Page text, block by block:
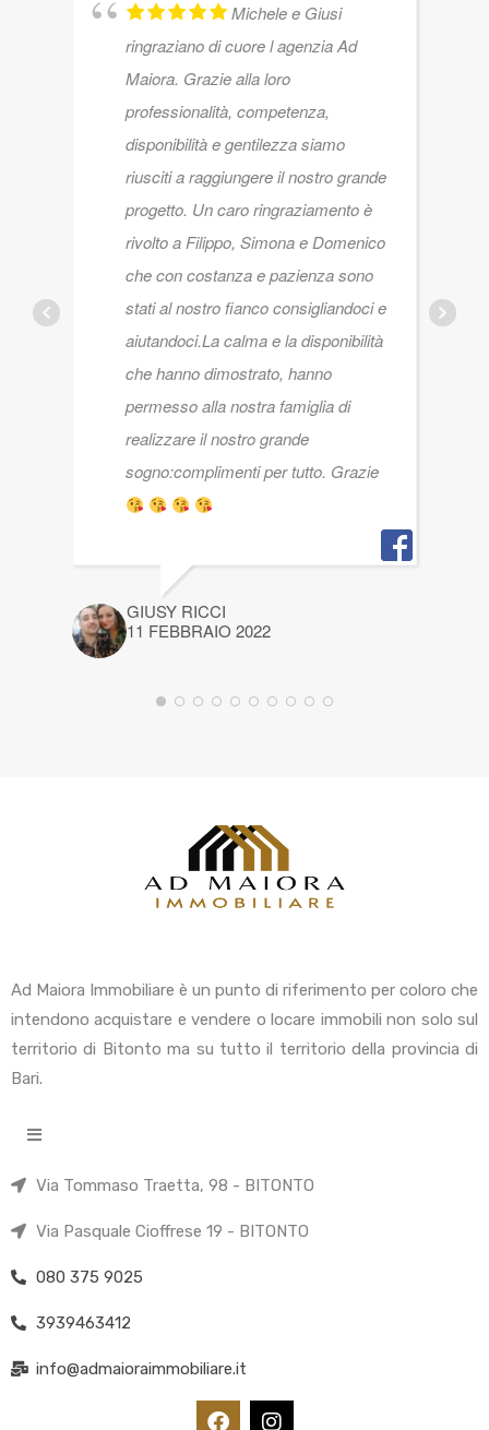
Michele e Giusi
ringraziano di cuore l agenzia Ad
Maiora. Grazie alla loro
professionalità, competenza,
disponibilità e gentilezza siamo
riusciti a raggiungere il nostro grande
progetto. Un caro ringraziamento è
rivolto a Filippo, Simona e Domenico
che con costanza e pazienza sono
stati al nostro fianco consigliandoci e
aiutandoci.La calma e la disponibilità
che hanno dimostrato, hanno
permesso alla nostra famiglia di
realizzare il nostro grande
sogno:complimenti per tutto. Grazie
GIUSY RICCI
11 FEBBRAIO 2022
Ad Maiora Immobiliare è un punto di riferimento per coloro che
intendono acquistare e vendere o locare immobili non solo sul
territorio di Bitonto ma su tutto il territorio della provincia di
Bari.
Via Tommaso Traetta, 98 - BITONTO
Via Pasquale Cioffrese 19 - BITONTO
080 375 9025
3939463412
info@admaioraimmobiliare.it